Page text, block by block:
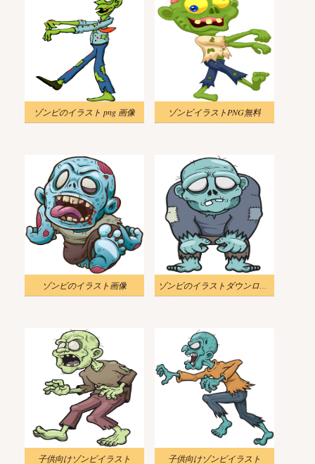
ゾンビのイラスト png 画像 ゾンビイラストPNG無料
ゾンビのイラスト画像 ゾンビのイラストダウンロード
子供向けゾンビイラスト 子供向けゾンビイラスト